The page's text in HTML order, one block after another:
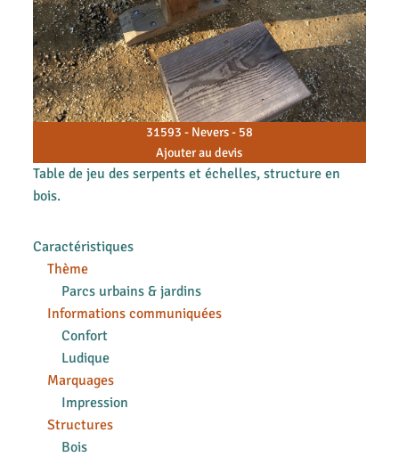
31593 - Nevers - 58
Ajouter au devis
Table de jeu des serpents et échelles, structure en
bois.
Caractéristiques
Thème
Parcs urbains & jardins
Informations communiquées
Confort
Ludique
Marquages
Impression
Structures
Bois